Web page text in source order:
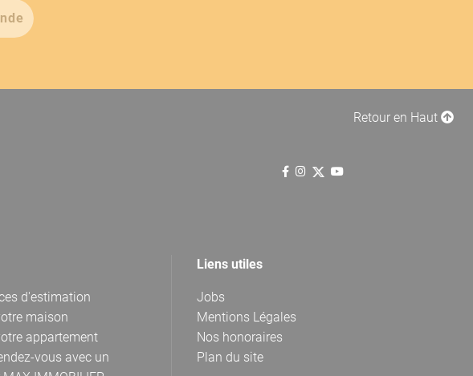
Retour en Haut
d'estimation
maison
appartement
vous avec un
Liens utiles
Jobs
Mentions Légales
Nos honoraires
Plan du site